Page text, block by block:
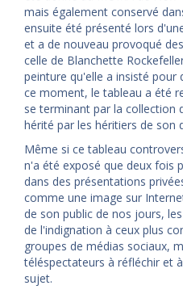
mais également conservé
ensuite été présenté lors
et a de nouveau provoqué
celle de Blanchette
peinture qu'elle a insisté pour
ce moment, le tableau a été
se terminant par la collection
hérité par les héritiers de son
Même si ce tableau
n'a été exposé que deux fois
dans des présentations
comme une image sur
de son public de nos jours,
de l'indignation à ceux plus
groupes de médias sociaux,
téléspectateurs à réfléchir et
sujet.